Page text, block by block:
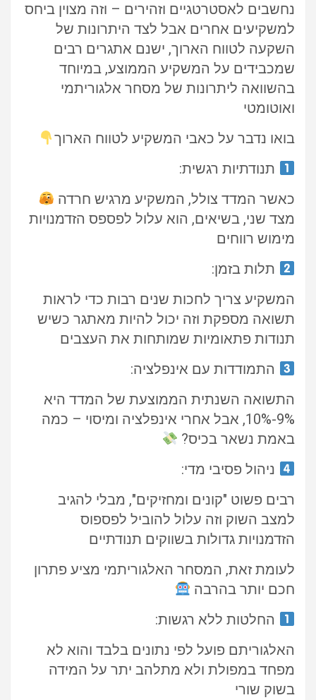
נחשבים לאסטרטגיים וזהירים – וזה מצוין ביחס
למשקיעים אחרים אבל לצד היתרונות של
השקעה לטווח הארוך, ישנם אתגרים רבים
שמכבידים על המשקיע הממוצע, במיוחד
בהשוואה ליתרונות של מסחר אלגוריתמי
ואוטומטי
בואו נדבר על כאבי המשקיע לטווח הארוך
תנודתיות רגשית:
כאשר המדד צולל, המשקיע מרגיש חרדה
מצד שני, בשיאים, הוא עלול לפספס הזדמנויות
מימוש רווחים
תלות בזמן:
המשקיע צריך לחכות שנים רבות כדי לראות
תשואה מספקת וזה יכול להיות מאתגר כשיש
תנודות פתאומיות שמותחות את העצבים
התמודדות עם אינפלציה:
התשואה השנתית הממוצעת של המדד היא
9%-10%, אבל אחרי אינפלציה ומיסוי – כמה
באמת נשאר בכיס?
ניהול פסיבי מדי:
רבים פשוט "קונים ומחזיקים", מבלי להגיב
למצב השוק וזה עלול להוביל לפספוס
הזדמנויות גדולות בשווקים תנודתיים
לעומת זאת, המסחר האלגוריתמי מציע פתרון
חכם יותר בהרבה
החלטות ללא רגשות:
האלגוריתם פועל לפי נתונים בלבד והוא לא
מפחד במפולת ולא מתלהב יתר על המידה
בשוק שורי